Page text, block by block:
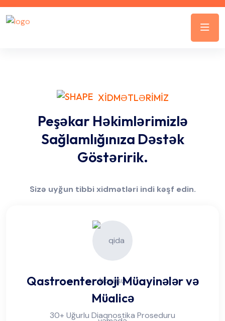
XİDMƏTLƏRİMİZ
Peşəkar Həkimlərimizlə
Sağlamlığınıza Dəstək
Göstəririk.
Sizə uyğun tibbi xidmətləri indi kəşf edin.
Qastroenteroloji Müayinələr və
Müalicə
30+ Uğurlu Diaqnostika Proseduru